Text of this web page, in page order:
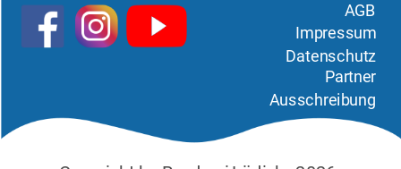
AGB
Impressum
Datenschutz
Partner
Ausschreibung